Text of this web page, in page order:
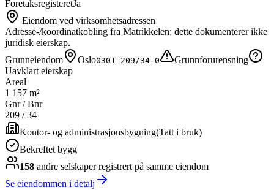
ForetaksregisteretJa
Eiendom ved virksomhetsadressen
Adresse-/koordinatkobling fra Matrikkelen; dette dokumenterer ikke
juridisk eierskap.
Grunneiendom
Oslo0301-209/34-0
Grunnforurensning
Uavklart eierskap
Areal
1 157 m²
Gnr / Bnr
209 /34
Kontor- og administrasjonsbygning(Tatt i bruk)
Bekreftet bygg
158 andre selskaperregistrert på samme eiendom
Se eiendommen i detalj